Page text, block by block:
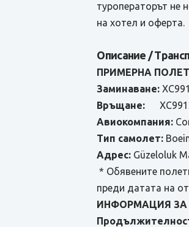
туроператорът не
на хотел и оферта.
Описание /
ПРИМЕРНА
Заминаване:
Връщане:
Авиокомпания:
Тип самолет:
Адрес: Güzeloluk
* Обявените
преди датата на
ИНФОРМАЦИЯ ЗА